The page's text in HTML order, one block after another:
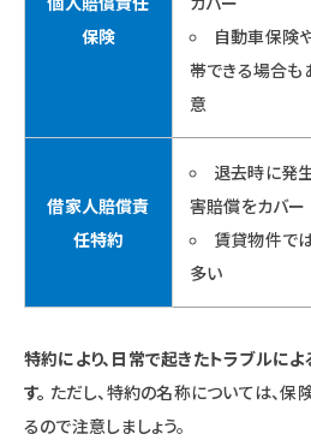
保険
自動車保険
帯できる場合も
意
借家人賠償責
任特約
退去時に発
害賠償をカバー
賃貸物件で
多い
特約により、日常で起きたトラブルによ
す。 ただし、特約の名称については、
るので注意しましょう。